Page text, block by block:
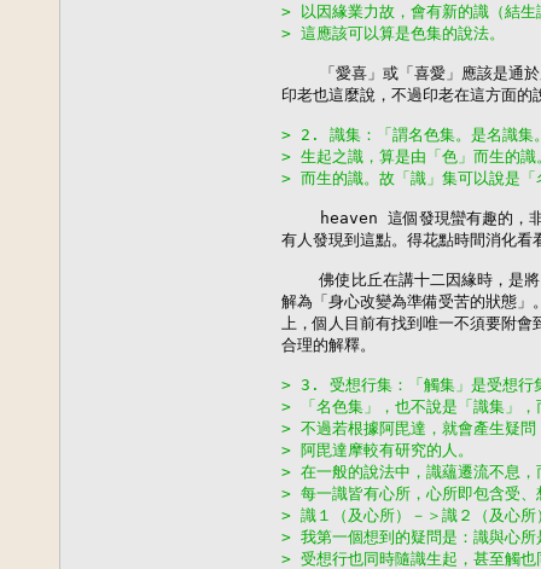
> 以因緣業力故，會有新的識（結
> 這應該可以算是色集的說法。
「愛喜」或「喜愛」應該是通
印老也這麼說，不過印老在這方面的
> 2. 識集：「謂名色集。是名識集
> 生起之識，算是由「色」而生的
> 而生的識。故「識」集可以說是「
heaven 這個發現蠻有趣的，
有人發現到這點。得花點時間消化看
佛使比丘在講十二因緣時，是
解為「身心改變為準備受苦的狀態」
上，個人目前有找到唯一不須要附會
合理的解釋。
> 3. 受想行集：「觸集」是受想行
> 「名色集」，也不說是「識集」
> 不過若根據阿毘達，就會產生疑
> 阿毘達摩較有研究的人。
> 在一般的說法中，識蘊遷流不息
> 每一識皆有心所，心所即包含受、
> 識１（及心所）－＞識２（及心
> 我第一個想到的疑問是：識與心
> 受想行也同時隨識生起，甚至觸